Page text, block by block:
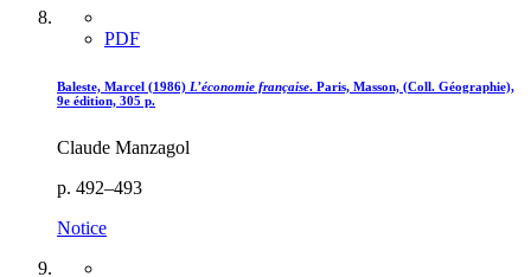
PDF
Baleste, Marcel (1986) L’économie française. Paris, Masson, (Coll. Géographie),
9e édition, 305 p.
Claude Manzagol
p. 492–493
Notice